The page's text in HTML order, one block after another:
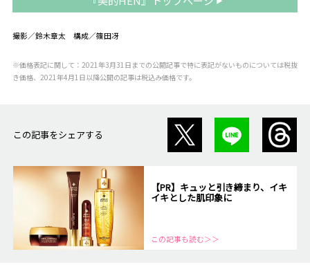
撮影／鈴木章太 構成／篠田冴
※価格表記に関して：2021年3月31日までの公開記事で特に表記がないものについては税抜
き価格、2021年4月1日以降公開の記事は税込み価格です。
この記事をシェアする
【PR】キュッと引き締まり、イキ
イキとした肌印象に
この記事も読む＞＞